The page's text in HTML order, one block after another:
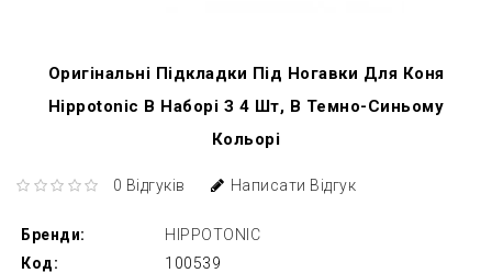
Оригінальні Підкладки Під Ногавки Для Коня
Hippotonic В Наборі З 4 Шт, В Темно-Синьому
Кольорі
0 Відгуків Написати Відгук
Бренди:
HIPPOTONIC
Код:
100539